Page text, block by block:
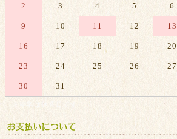
2 3 4 5 6
9 10 11 12 13
16 17 18 19 20
23 24 25 26 27
30 31
※赤字は休業日です